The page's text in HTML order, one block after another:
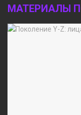
МАТЕРИАЛЫ